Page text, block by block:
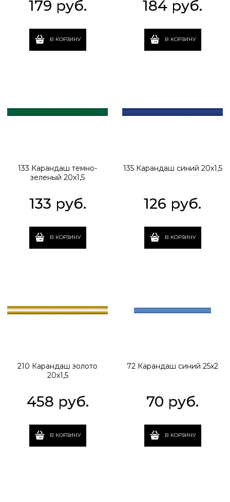
179 руб.
В КОРЗИНУ
184 руб.
В КОРЗИНУ
133 Карандаш темно-
зеленый 20х1,5
133 руб.
В КОРЗИНУ
135 Карандаш синий 20х1,5
126 руб.
В КОРЗИНУ
210 Карандаш золото
20х1,5
458 руб.
В КОРЗИНУ
72 Карандаш синий 25х2
70 руб.
В КОРЗИНУ